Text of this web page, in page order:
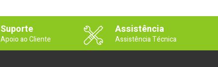
Suporte
Apoio ao Cliente
Assistência
Assistência Técnica